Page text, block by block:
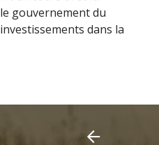
gouvernement du
dans la